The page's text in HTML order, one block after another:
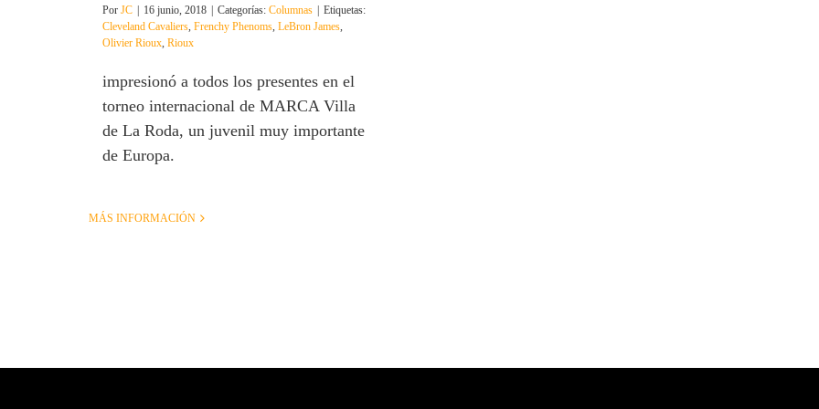
Por JC 16 junio, 2018 Categorías: Columnas
Etiquetas:
Cleveland Cavaliers, Frenchy Phenoms, LeBron James,
Olivier Rioux, Rioux
impresionó a todos los presentes en el
torneo internacional de MARCA Villa
de La Roda, un juvenil muy importante
de Europa.
MÁS INFORMACIÓN